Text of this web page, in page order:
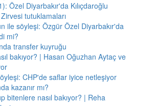
Özel Diyarbakır'da Kılıçdaroğlu
tutuklamaları
ile söyleşi: Özgür Özel Diyarbakır'da
mi?
transfer kuyruğu
bakıyor? | Hasan Oğuzhan Aytaç ve
CHP'de saflar iyice netleşiyor
kazanır mı?
bitenlere nasıl bakıyor? | Reha